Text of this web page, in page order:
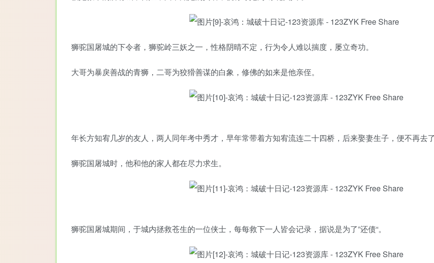
狮驼国屠城的下令者，狮驼岭三妖之一，性格阴晴不定，行为令人难以揣度，屡立奇功。
大哥为暴戾善战的青狮，二哥为狡猾善谋的白象，修佛的如来是他亲侄。
年长方知宥几岁的友人，两人同年考中秀才，早年常带着方知宥流连二十四桥，后来娶妻生子，便不再去
狮驼国屠城时，他和他的家人都在尽力求生。
狮驼国屠城期间，于城内拯救苍生的一位侠士，每每救下一人皆会记录，据说是为了”还债“。